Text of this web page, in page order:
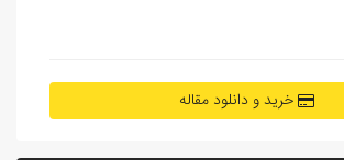
خرید و دانلود مقاله